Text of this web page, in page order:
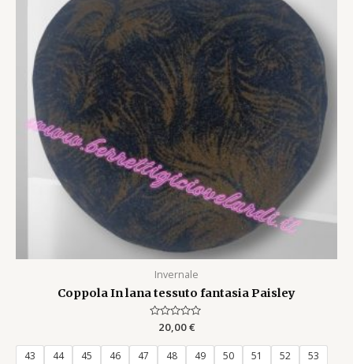
Invernale
Coppola In lana tessuto fantasia Paisley
Rated
out
20,00€
43 44 45 46 47 48 49 50 51 52
53